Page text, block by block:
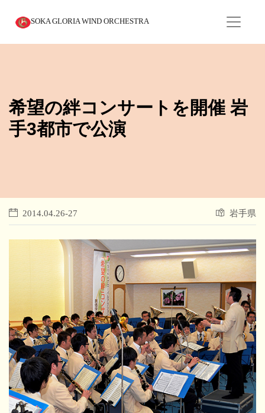
SOKA GLORIA WIND ORCHESTRA
希望の絆コンサートを開催 岩
手3都市で公演
2014.04.26-27 岩手県